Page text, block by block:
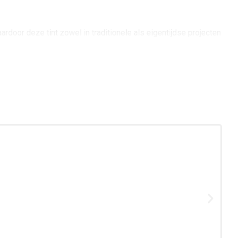
zorgt voor een duurzame en betrouwbare afwerking.